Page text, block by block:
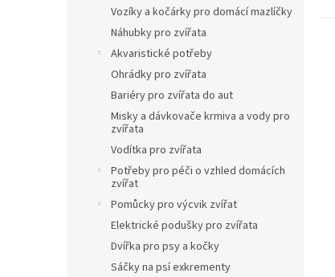
Vozíky a kočárky pro domácí mazlíčky
Náhubky pro zvířata
Akvaristické potřeby
Ohrádky pro zvířata
Bariéry pro zvířata do aut
Misky a dávkovače krmiva a vody pro
zvířata
Vodítka pro zvířata
Potřeby pro péči o vzhled domácích
zvířat
Pomůcky pro výcvik zvířat
Elektrické podušky pro zvířata
Dvířka pro psy a kočky
Sáčky na psí exkrementy